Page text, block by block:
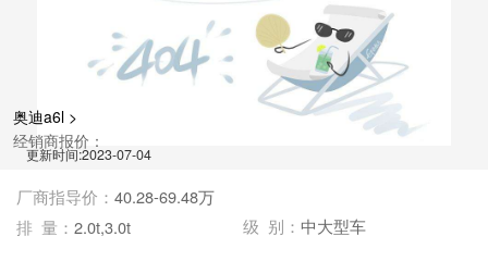
奥迪a6l >
经销商报价：
更新时间:2023-07-04
厂商指导价： 40.28-69.48万
排 量： 2.0t,3.0t 级 别： 中大型车